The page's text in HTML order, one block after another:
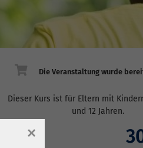
Dieser Kurs ist für Eltern mit
und 12 Jahren.
Gebühr
×